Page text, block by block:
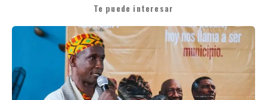
Te puede interesar